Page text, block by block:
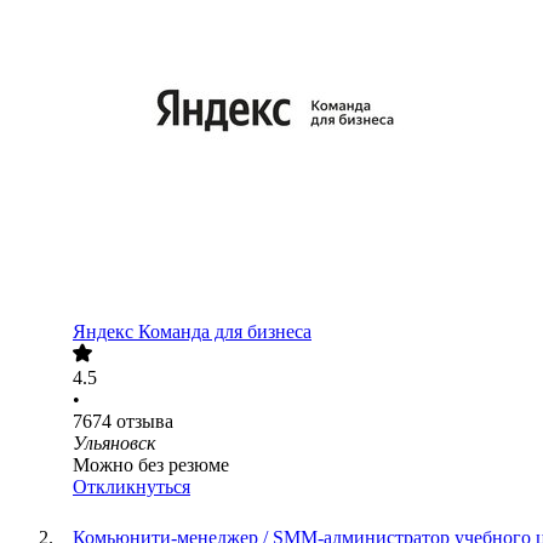
Яндекс Команда для бизнеса
4.5
•
7674 отзыва
Ульяновск
Можно без резюме
Откликнуться
Комьюнити-менеджер / SMM-администратор учебного